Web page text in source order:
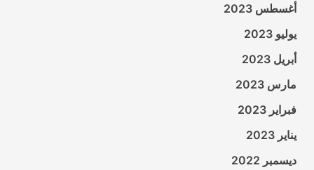
أغسطس 2023
يوليو 2023
أبريل 2023
مارس 2023
فبراير 2023
يناير 2023
ديسمبر 2022